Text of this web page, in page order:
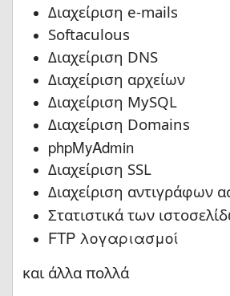
Διαχείριση e-mails
Softaculous
Διαχείριση DNS
Διαχείριση αρχείων
Διαχείριση MySQL
Διαχείριση Domains
phpMyAdmin
Διαχείριση SSL
Διαχείριση αντιγράφων
Στατιστικά των
FTP λογαριασμοί
και άλλα πολλά